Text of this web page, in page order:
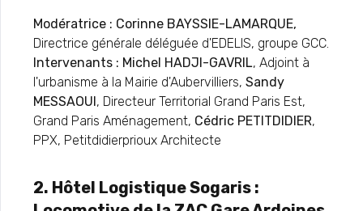
Modératrice : Corinne BAYSSIE-LAMARQUE,
Directrice générale déléguée d'EDELIS, groupe GCC.
Intervenants : Michel HADJI-GAVRIL, Adjoint à
l'urbanisme à la Mairie d'Aubervilliers, Sandy
MESSAOUI, Directeur Territorial Grand Paris Est,
Grand Paris Aménagement, Cédric PETITDIDIER,
PPX, Petitdidierprioux Architecte
2. Hôtel Logistique Sogaris :